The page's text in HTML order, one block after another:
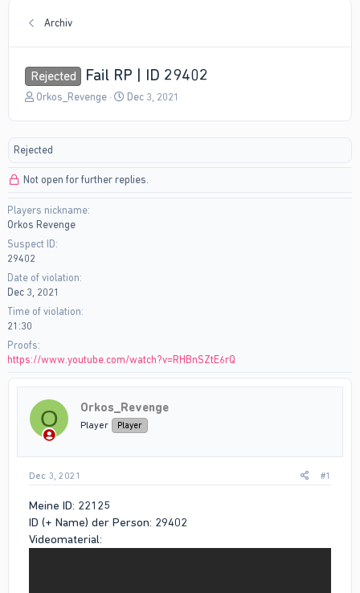
Archiv
Rejected Fail RP | ID 29402
T
a
s
a
r
t
Orkos_Revenge
S
a
Dec 3, 2021
Rejected
Not open for further replies.
Players nickname
Orkos Revenge
Suspect ID
29402
Date of violation
Dec 3, 2021
Time of violation
21:30
Proofs
https://www.youtube.com/watch?v=RHBnSZtE6rQ
O Orkos_Revenge
Player Player
Dec 3, 2021 #1
Meine ID: 22125
ID (+ Name) der Person: 29402
Videomaterial: